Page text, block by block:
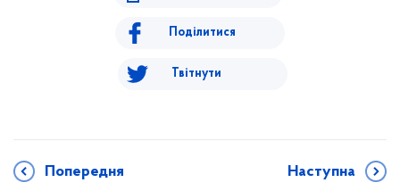
Поділитися
Твітнути
Попередня Наступна